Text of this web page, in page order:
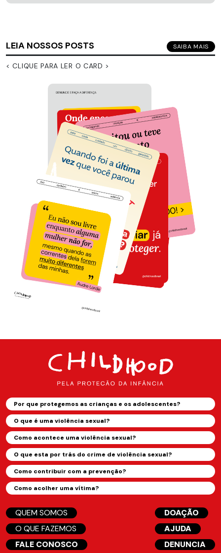
LEIA NOSSOS POSTS SAIBA MAIS
< CLIQUE PARA LER O CARD >
Por que protegemos as crianças e os adolescentes?
O que é uma violência sexual?
Como acontece uma violência sexual?
O que esta por trás do crime de violência sexual?
Como contribuir com a prevenção?
Como acolher uma vítima?
QUEM SOMOS
O QUE FAZEMOS
FALE CONOSCO
DOAÇÃO
AJUDA
DENUNCIA